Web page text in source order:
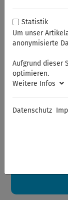
Ihre
Statistik
Um unser
anonymisierte
Aufgrund dieser
optimieren.
Weitere Infos
Datenschutz